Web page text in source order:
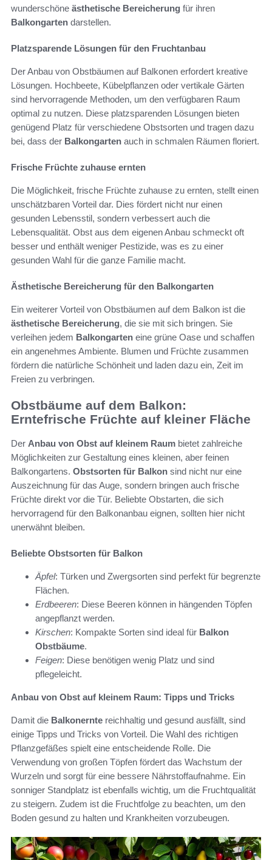
wunderschöne ästhetische Bereicherung für ihren
Balkongarten darstellen.
Platzsparende Lösungen für den Fruchtanbau
Der Anbau von Obstbäumen auf Balkonen erfordert kreative
Lösungen. Hochbeete, Kübelpflanzen oder vertikale Gärten
sind hervorragende Methoden, um den verfügbaren Raum
optimal zu nutzen. Diese platzsparenden Lösungen bieten
genügend Platz für verschiedene Obstsorten und tragen dazu
bei, dass der Balkongarten auch in schmalen Räumen floriert.
Frische Früchte zuhause ernten
Die Möglichkeit, frische Früchte zuhause zu ernten, stellt einen
unschätzbaren Vorteil dar. Dies fördert nicht nur einen
gesunden Lebensstil, sondern verbessert auch die
Lebensqualität. Obst aus dem eigenen Anbau schmeckt oft
besser und enthält weniger Pestizide, was es zu einer
gesunden Wahl für die ganze Familie macht.
Ästhetische Bereicherung für den Balkongarten
Ein weiterer Vorteil von Obstbäumen auf dem Balkon ist die
ästhetische Bereicherung, die sie mit sich bringen. Sie
verleihen jedem Balkongarten eine grüne Oase und schaffen
ein angenehmes Ambiente. Blumen und Früchte zusammen
fördern die natürliche Schönheit und laden dazu ein, Zeit im
Freien zu verbringen.
Obstbäume auf dem Balkon:
Erntefrische Früchte auf kleiner Fläche
Der Anbau von Obst auf kleinem Raum bietet zahlreiche
Möglichkeiten zur Gestaltung eines kleinen, aber feinen
Balkongartens. Obstsorten für Balkon sind nicht nur eine
Auszeichnung für das Auge, sondern bringen auch frische
Früchte direkt vor die Tür. Beliebte Obstarten, die sich
hervorragend für den Balkonanbau eignen, sollten hier nicht
unerwähnt bleiben.
Beliebte Obstsorten für Balkon
Äpfel: Türken und Zwergsorten sind perfekt für begrenzte
Flächen.
Erdbeeren: Diese Beeren können in hängenden Töpfen
angepflanzt werden.
Kirschen: Kompakte Sorten sind ideal für Balkon
Obstbäume.
Feigen: Diese benötigen wenig Platz und sind
pflegeleicht.
Anbau von Obst auf kleinem Raum: Tipps und Tricks
Damit die Balkonernte reichhaltig und gesund ausfällt, sind
einige Tipps und Tricks von Vorteil. Die Wahl des richtigen
Pflanzgefäßes spielt eine entscheidende Rolle. Die
Verwendung von großen Töpfen fördert das Wachstum der
Wurzeln und sorgt für eine bessere Nährstoffaufnahme. Ein
sonniger Standplatz ist ebenfalls wichtig, um die Fruchtqualität
zu steigern. Zudem ist die Fruchtfolge zu beachten, um den
Boden gesund zu halten und Krankheiten vorzubeugen.